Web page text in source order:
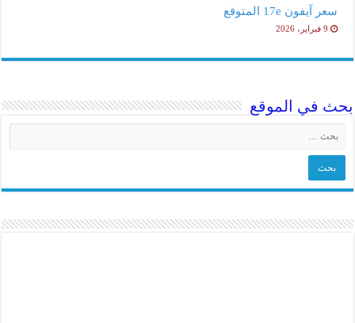
سعر آيفون 17e المتوقع
9 فبراير، 2026
بحث في الموقع